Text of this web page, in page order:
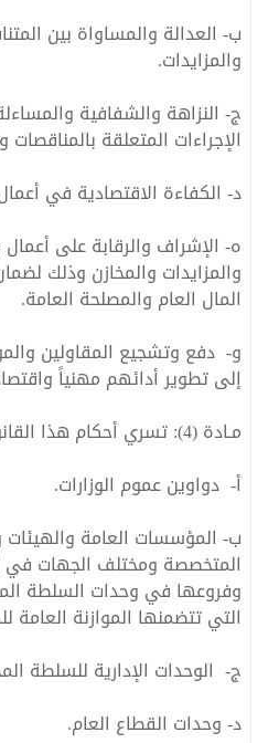
‌ب- العدالة والمساواة بين
والمزايدات.
‌ج- النزاهة والشفافية
الإجراءات المتعلقة بالمناقصات
‌د- الكفاءة الاقتصادية في
‌ه- الإشراف والرقابة على أعمال
والمزايدات والمخازن وذلك
المال العام والمصلحة العامة.
‌و- دفع وتشجيع المقاولين
إلى تطوير أدائهم مهنياً
مـادة (4): تسري أحكام هذا القانون على الجهات التالية:
‌أ- دواوين عموم الوزارات.
‌ب- المؤسسات العامة والهيئات
المتخصصة ومختلف الجهات في
وفروعها في وحدات السلطة
التي تتضمنها الموازنة العامة
‌ج- الوحدات الإدارية للسلطة
‌د- وحدات القطاع العام.